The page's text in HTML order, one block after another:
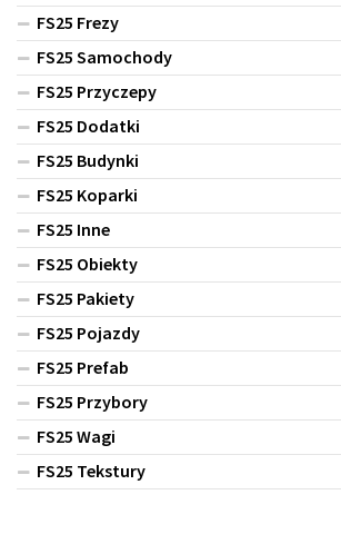
FS25 Frezy
FS25 Samochody
FS25 Przyczepy
FS25 Dodatki
FS25 Budynki
FS25 Koparki
FS25 Inne
FS25 Obiekty
FS25 Pakiety
FS25 Pojazdy
FS25 Prefab
FS25 Przybory
FS25 Wagi
FS25 Tekstury